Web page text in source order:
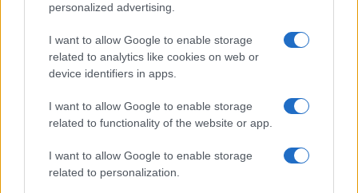
personalized advertising.
I want to allow Google to enable storage
related to analytics like cookies on web or
device identifiers in apps.
I want to allow Google to enable storage
related to functionality of the website or app.
I want to allow Google to enable storage
related to personalization.